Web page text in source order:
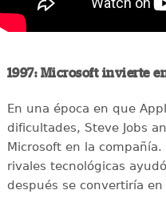
1997: Microsoft invierte
En una época en que
dificultades, Steve Jobs
Microsoft en la
rivales tecnológicas
después se convertiría